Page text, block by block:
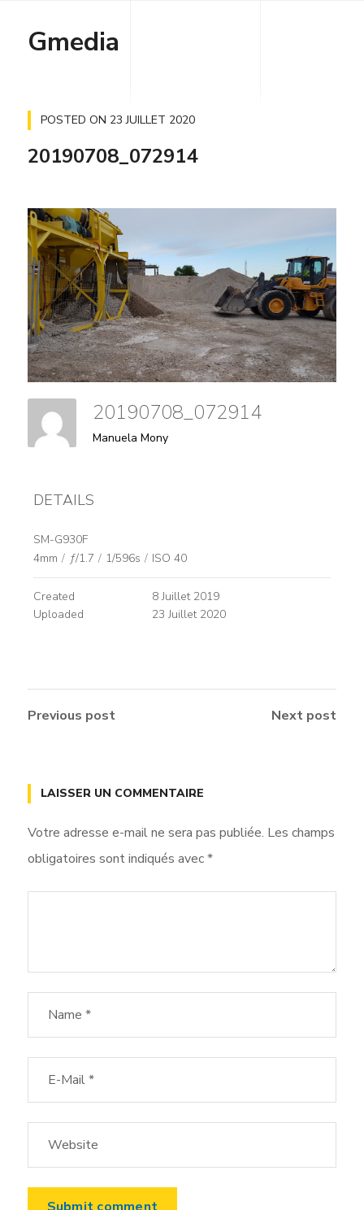
Gmedia
POSTED ON 23 JUILLET 2020
20190708_072914
20190708_072914
Manuela Mony
DETAILS
SM-G930F
4mm / ƒ/1.7 / 1/596s / ISO 40
Created
8 Juillet 2019
Uploaded
23 Juillet 2020
Previous post Next post
LAISSER UN COMMENTAIRE
Votre adresse e-mail ne sera pas publiée. Les champs
obligatoires sont indiqués avec*